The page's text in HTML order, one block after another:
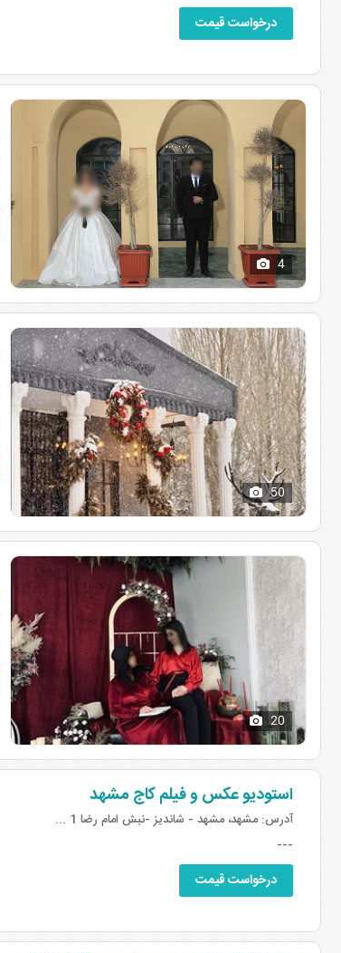
درخواست قیمت
4
50
20
استودیو عکس و فیلم کاج مشهد
آدرس:مشهد، مشهد - شاندیز -نبش امام رضا 1 ...
---
درخواست قیمت